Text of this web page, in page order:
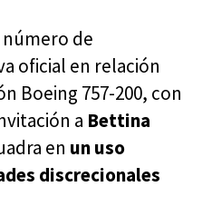
número de
oficial en relación
Boeing 757-200, con
a Bettina
en un uso
discrecionales